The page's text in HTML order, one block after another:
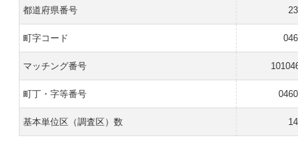
都道府県番号 23
町字コード
マッチング番号
町丁・字等番号
基本単位区（調査区）数 14